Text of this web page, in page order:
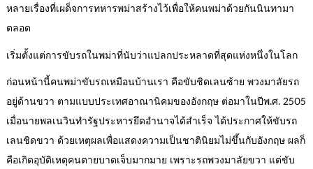
หลายเรื่องที่เผด็จการทหารพม่าสร้างไว้เพื่อให้คนพม่าด้วยกันนินทามา
ตลอด
เริ่มตั้งแต่การขับรถในพม่าที่นับว่าแปลกประหลาดที่สุดแห่งหนึ่งในโลก
ก่อนหน้านี้คนพม่าขับรถเหมือนบ้านเรา คือขับชิดเลนซ้าย พวงมาลัยรถ
อยู่ด้านขวา ตามแบบประเทศอาณานิคมของอังกฤษ ต่อมาในปีพ.ศ. 2505
เมื่อนายพลเนวินทำรัฐประหารยึดอำนาจได้สำเร็จ ได้ประกาศให้ขับรถ
เลนชิดขวา ด้วยเหตุผลเพื่อแสดงความเป็นชาตินิยมไม่ขึ้นกับอังกฤษ ผลก็
คือเกิดอุบัติเหตุคนตายบาดเจ็บมากมาย เพราะรถพวงมาลัยขวา แต่ขับ